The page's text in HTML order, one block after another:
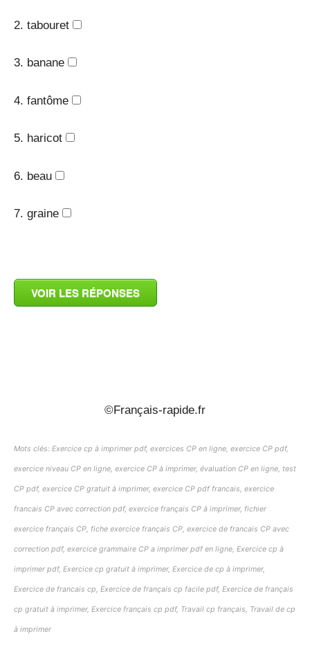
2. tabouret
3. banane
4. fantôme
5. haricot
6. beau
7. graine
VOIR LES RÉPONSES
©Français-rapide.fr
Mots clés: Exercice cp à imprimer pdf, exercices CP en ligne, exercice CP pdf,
exercice niveau CP en ligne, exercice CP à imprimer, évaluation CP en ligne, test
CP pdf, exercice CP gratuit à imprimer, exercice CP pdf francais, exercice
francais CP avec correction pdf, exercice français CP à imprimer, fichier
exercice français CP, fiche exercice français CP, exercice de francais CP avec
correction pdf, exercice grammaire CP a imprimer pdf en ligne, Exercice cp à
imprimer pdf, Exercice cp gratuit à imprimer, Exercice de cp à imprimer,
Exercice de francais cp, Exercice de français cp facile pdf, Exercice de français
cp gratuit à imprimer, Exercice français cp pdf, Travail cp français, Travail de cp
à imprimer